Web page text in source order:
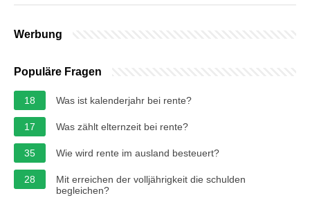
Werbung
Populäre Fragen
18 Was ist kalenderjahr bei rente?
17 Was zählt elternzeit bei rente?
35 Wie wird rente im ausland besteuert?
28
Mit erreichen der volljährigkeit die schulden
begleichen?